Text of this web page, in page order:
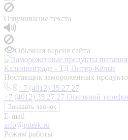
Озвучивание текста
Обычная версия сайта
Поставщик замороженных
+7 (4012) 35 27 27
+7 (4012) 35 27 27 Основной
Заказать звонок
E-mail
info@piterk.ru
Режим работы